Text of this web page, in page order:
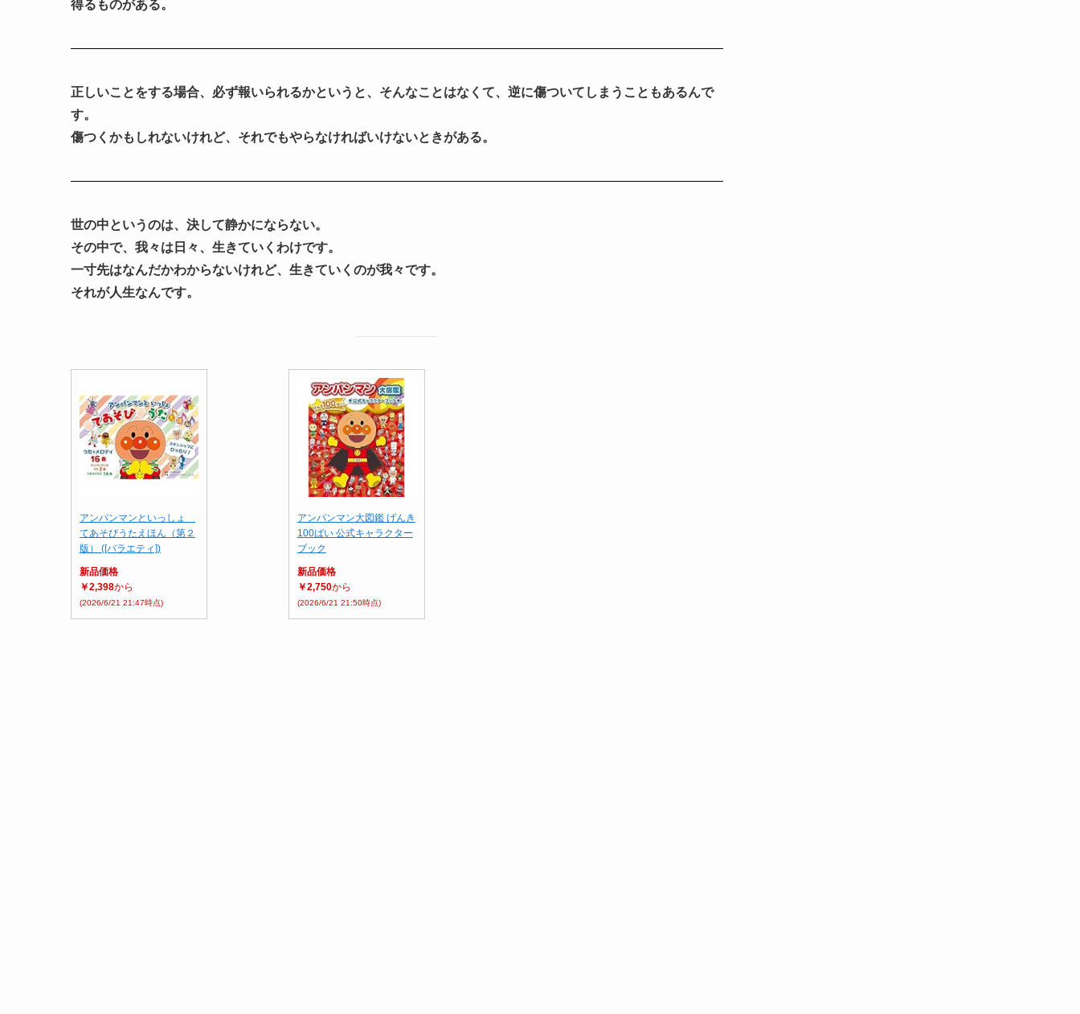
得るものがある。
正しいことをする場合、必ず報いられるかというと、そんなことはなくて、逆に傷ついてしまうこともあるんで
す。
傷つくかもしれないけれど、それでもやらなければいけないときがある。
世の中というのは、決して静かにならない。
その中で、我々は日々、生きていくわけです。
一寸先はなんだかわからないけれど、生きていくのが我々です。
それが人生なんです。
アンパンマンといっしょ
てあそびうたえほん（第２
版） ([バラエティ])
新品価格
￥2,398から
(2026/6/21 21:47時点)
アンパンマン大図鑑 げんき
100ばい 公式キャラクター
ブック
新品価格
￥2,750から
(2026/6/21 21:50時点)